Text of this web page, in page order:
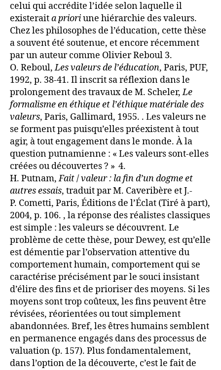
celui qui accrédite l’idée selon laquelle il
existeraita prioriune hiérarchie des valeurs.
Chez les philosophes de l’éducation, cette thèse
a souvent été soutenue, et encore récemment
par un auteur comme Olivier Reboul 3.
O. Reboul,Les valeurs de l’éducation, Paris, PUF,
1992, p. 38-41. Il inscrit sa réflexion dans le
prolongement des travaux de M. Scheler,Le
formalisme en éthique et l’éthique matériale des
valeurs, Paris, Gallimard, 1955. . Les valeurs ne
se forment pas puisqu’elles préexistent à tout
agir, à tout engagement dans le monde. À la
question putnamienne : « Les valeurs sont-elles
créées ou découvertes ? » 4.
H. Putnam,Fait/valeur : la fin d’un dogme et
autres essais, traduit par M. Caveribère et J.-
P. Cometti, Paris, Éditions de l’Éclat (Tiré à part),
2004, p. 106. , la réponse des réalistes classiques
est simple : les valeurs se découvrent. Le
problème de cette thèse, pour Dewey, est qu’elle
est démentie par l’observation attentive du
comportement humain, comportement qui se
caractérise précisément par le souci insistant
d’élire des fins et de prioriser des moyens. Si les
moyens sont trop coûteux, les fins peuvent être
révisées, réorientées ou tout simplement
abandonnées. Bref, les êtres humains semblent
en permanence engagés dans des processus de
valuation (p. 157). Plus fondamentalement,
dans l’option de la découverte, c’est le fait de